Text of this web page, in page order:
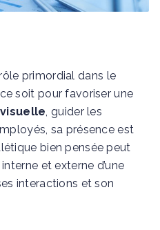
primordial dans le
soit pour favoriser une
, guider les
sa présence est
bien pensée peut
et externe d’une
interactions et son